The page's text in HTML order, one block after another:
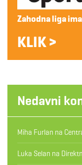
Zahodna liga
KLIK >
Nedavni
Miha Furlan na
Luka Selan na